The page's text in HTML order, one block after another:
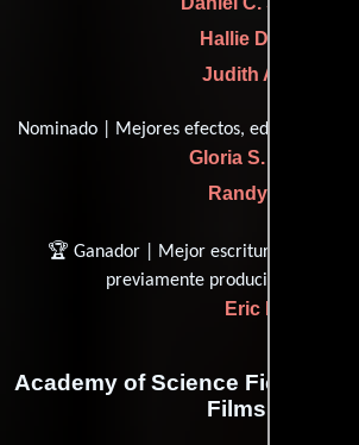
Hallie D'Amore
Judith A. Cory
Nominado | Mejores efectos, edición de
Gloria S. Borders
Randy Thom
🏆 Ganador | Mejor escritura, guión
previamente producido o
Eric Roth
Academy of Science Fiction,
Films, USA